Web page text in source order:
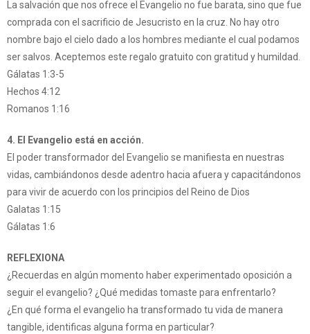
La salvación que nos ofrece el Evangelio no fue barata, sino que fue
comprada con el sacrificio de Jesucristo en la cruz. No hay otro
nombre bajo el cielo dado a los hombres mediante el cual podamos
ser salvos. Aceptemos este regalo gratuito con gratitud y humildad.
Gálatas 1:3-5
Hechos 4:12
Romanos 1:16
4. El Evangelio está en acción.
El poder transformador del Evangelio se manifiesta en nuestras
vidas, cambiándonos desde adentro hacia afuera y capacitándonos
para vivir de acuerdo con los principios del Reino de Dios
Galatas 1:15
Gálatas 1:6
REFLEXIONA
¿Recuerdas en algún momento haber experimentado oposición a
seguir el evangelio? ¿Qué medidas tomaste para enfrentarlo?
¿En qué forma el evangelio ha transformado tu vida de manera
tangible, identificas alguna forma en particular?